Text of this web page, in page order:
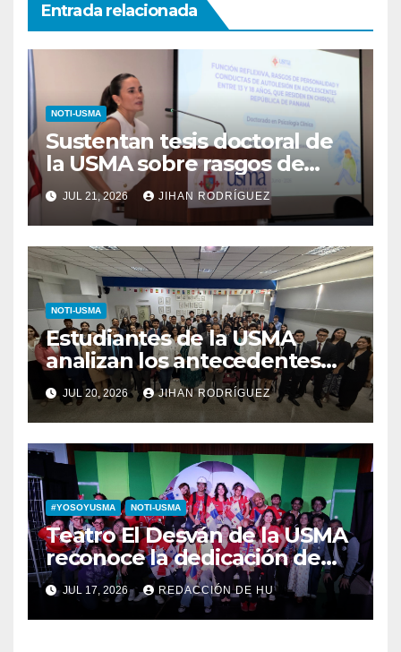
Entrada relacionada
NOTI-USMA
Sustentan tesis doctoral de
la USMA sobre rasgos de
personalidad y conductas de
autolesión en adolescentes
JUL 21, 2026 JIHAN RODRÍGUEZ
NOTI-USMA
Estudiantes de la USMA
analizan los antecedentes
del Derecho Romano junto a
diputada invitada
JUL 20, 2026 JIHAN RODRÍGUEZ
#YOSOYUSMA NOTI-USMA
Teatro El Desván de la USMA
reconoce la dedicación de
sus estudiantes en su 43
aniversario
JUL 17, 2026 REDACCIÓN DE HU